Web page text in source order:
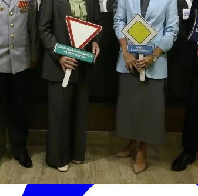
быстро вернуться к ним позже.